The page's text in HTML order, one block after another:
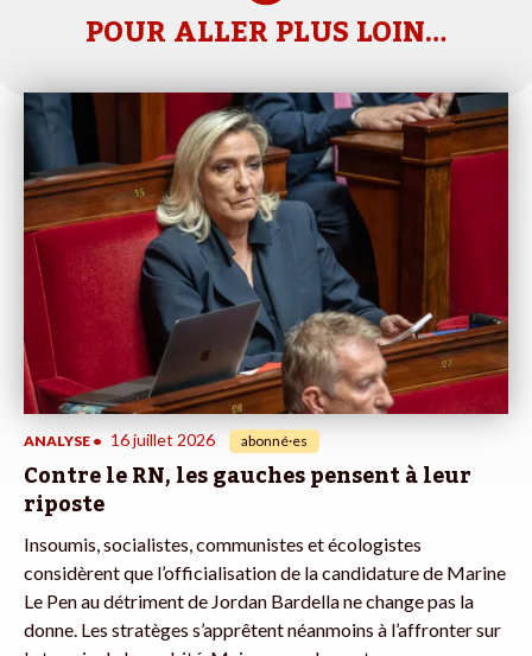
POUR ALLER PLUS LOIN…
ANALYSE • 16 juillet 2026 abonné·es
Contre le RN, les gauches pensent à leur
riposte
Insoumis, socialistes, communistes et écologistes
considèrent que l’officialisation de la candidature de Marine
Le Pen au détriment de Jordan Bardella ne change pas la
donne. Les stratèges s’apprêtent néanmoins à l’affronter sur